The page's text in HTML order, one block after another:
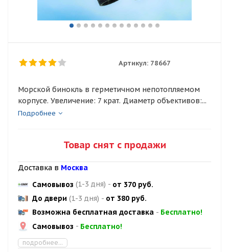
Артикул: 78667
Морской бинокль в герметичном непотопляемом
корпусе. Увеличение: 7 крат. Диаметр объективов:...
Подробнее
Товар снят с продажи
Доставка в Москва
Самовывоз (1-3 дня) - от 370 руб.
До двери (1-3 дня) - от 380 руб.
Возможна бесплатная доставка - Бесплатно!
Самовывоз - Бесплатно!
подробнее...